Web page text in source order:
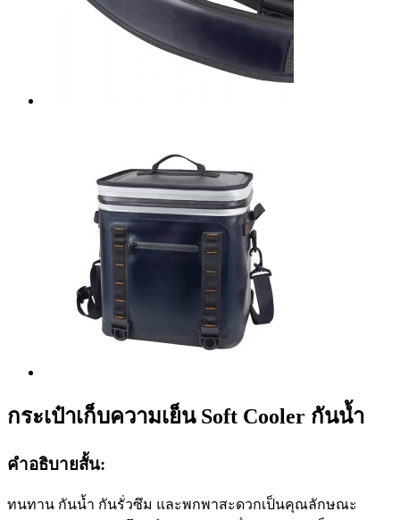
กระเป๋าเก็บความเย็น Soft Cooler กันน้ำ
คำอธิบายสั้น:
ทนทาน กันน้ำ กันรั่วซึม และพกพาสะดวกเป็นคุณลักษณะ